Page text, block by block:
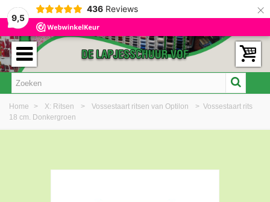
9,5
436 Reviews ×
Home > X: Ritsen > Vossestaart ritsen van Optilon > Vossestaart rits
18 cm. Donkergroen